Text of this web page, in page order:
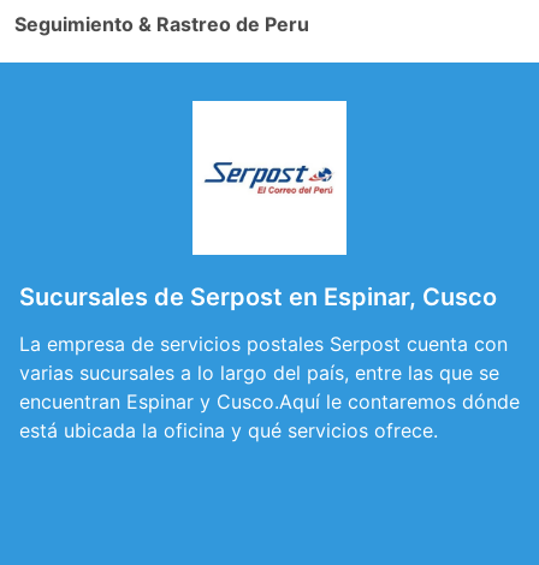
Seguimiento & Rastreo de Peru
Sucursales de Serpost en Espinar, Cusco
La empresa de servicios postales Serpost cuenta con
varias sucursales a lo largo del país, entre las que se
encuentran Espinar y Cusco.Aquí le contaremos dónde
está ubicada la oficina y qué servicios ofrece.